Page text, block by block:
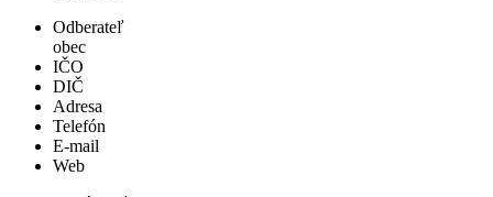
Odberateľ
obec
IČO
DIČ
Adresa
Telefón
E-mail
Web